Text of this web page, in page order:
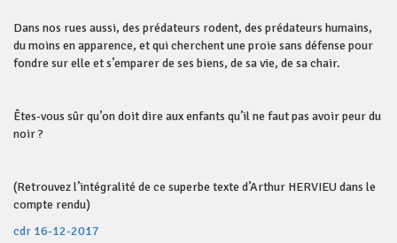
Dans nos rues aussi, des prédateurs rodent, des prédateurs humains,
du moins en apparence, et qui cherchent une proie sans défense pour
fondre sur elle et s’emparer de ses biens, de sa vie, de sa chair.
Êtes-vous sûr qu’on doit dire aux enfants qu’il ne faut pas avoir peur du
noir ?
(Retrouvez l’intégralité de ce superbe texte d’Arthur HERVIEU dans le
compte rendu)
cdr 16-12-2017